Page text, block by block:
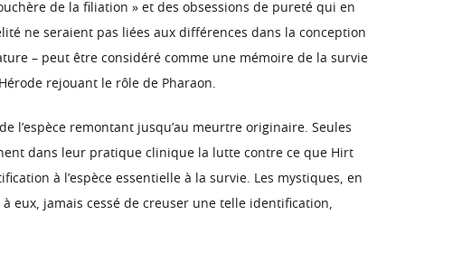
de la filiation » et des obsessions de pureté qui en
ne seraient pas liées aux différences dans la conception
– peut être considéré comme une mémoire de la survie
rejouant le rôle de Pharaon.
l’espèce remontant jusqu’au meurtre originaire. Seules
dans leur pratique clinique la lutte contre ce que Hirt
à l’espèce essentielle à la survie. Les mystiques, en
eux, jamais cessé de creuser une telle identification,